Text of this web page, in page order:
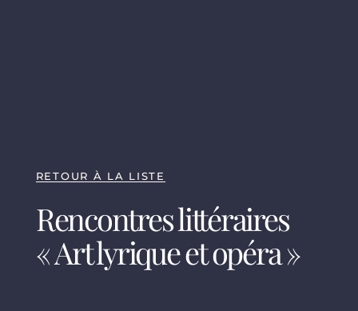
RETOUR À LA LISTE
Rencontres littéraires
« Art lyrique et opéra »